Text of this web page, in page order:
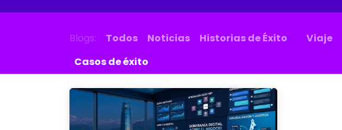
Blogs: Todos Noticias Historias de Éxito Viaje
Casos de éxito